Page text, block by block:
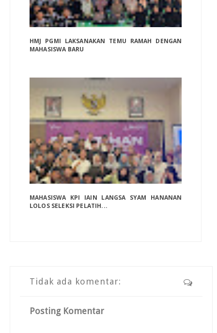
HMJ PGMI LAKSANAKAN TEMU RAMAH DENGAN
MAHASISWA BARU
MAHASISWA KPI IAIN LANGSA SYAM HANANAN
LOLOS SELEKSI PELATIH...
Tidak ada komentar:
Posting Komentar